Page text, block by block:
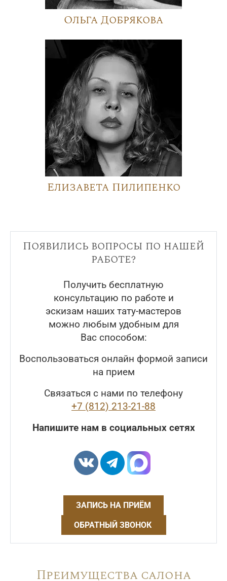
Ольга Добрякова
Елизавета Пилипенко
Появились вопросы по нашей
работе?
Получить бесплатную
консультацию по работе и
эскизам наших тату-мастеров
можно любым удобным для
Вас способом:
Воспользоваться онлайн формой записи
на прием
Связаться с нами по телефону
+7 (812) 213-21-88
Напишите нам в социальных сетях
ЗАПИСЬ НА ПРИЁМ
ОБРАТНЫЙ ЗВОНОК
Преимущества салона